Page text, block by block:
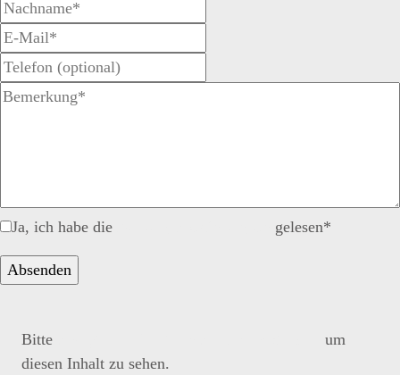
Ja, ich habe die gelesen*
Bitte
um
diesen Inhalt zu sehen.